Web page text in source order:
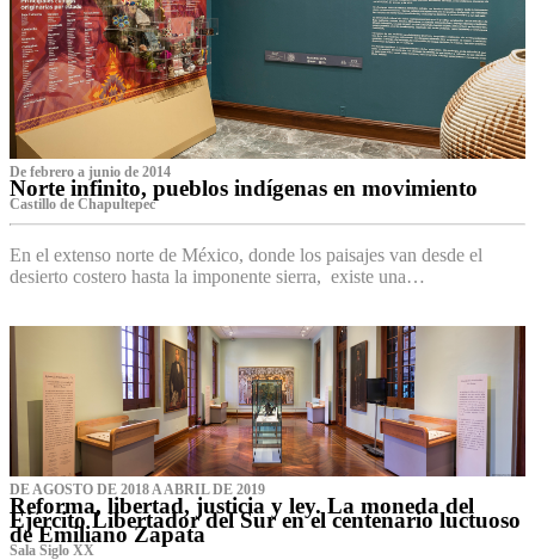
De febrero a junio de 2014
Norte infinito, pueblos indígenas en movimiento
Castillo de Chapultepec
En el extenso norte de México, donde los paisajes van desde el
desierto costero hasta la imponente sierra, existe una…
DE AGOSTO DE 2018 A ABRIL DE 2019
Reforma, libertad, justicia y ley. La moneda del
Ejército Libertador del Sur en el centenario luctuoso
de Emiliano Zapata
Sala Siglo XX